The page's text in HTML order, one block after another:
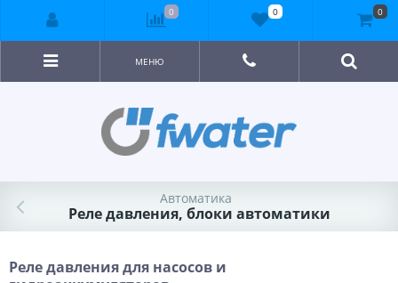
МЕНЮ
Автоматика
Реле давления, блоки автоматики
Реле давления для насосов и
0 0 0